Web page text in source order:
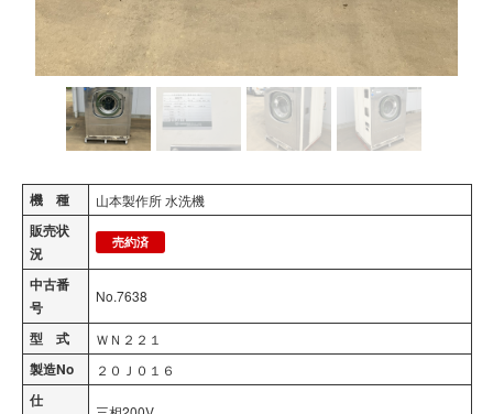
機 種 山本製作所 水洗機
販売状
況
売約済
中古番
号
No.7638
型 式 ＷＮ２２１
製造No ２０Ｊ０１６
仕